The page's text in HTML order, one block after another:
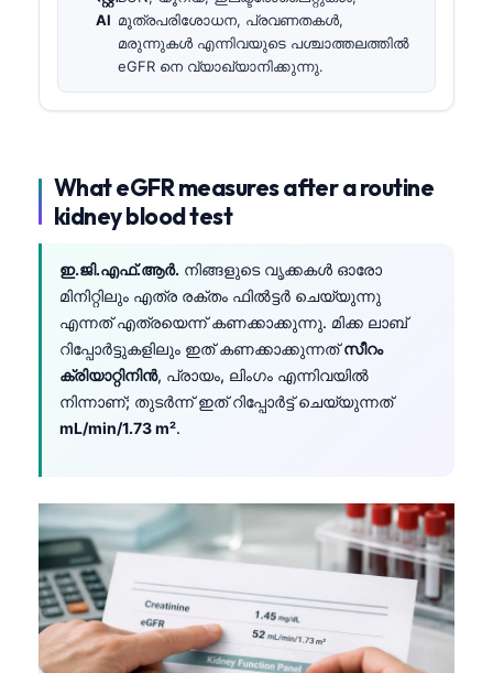
AI മൂത്രപരിശോധന, പ്രവണതകൾ,
മരുന്നുകൾ എന്നിവയുടെ പശ്ചാത്തലത്തിൽ
eGFR നെ വ്യാഖ്യാനിക്കുന്നു.
What eGFR measures after a routine
kidney blood test
ഇ.ജി.എഫ്.ആർ. നിങ്ങളുടെ വൃക്കകൾ ഓരോ
മിനിറ്റിലും എത്ര രക്തം ഫിൽട്ടർ ചെയ്യുന്നു
എന്നത് എത്രയെന്ന് കണക്കാക്കുന്നു. മിക്ക ലാബ്
റിപ്പോർട്ടുകളിലും ഇത് കണക്കാക്കുന്നത്സീറം
ക്രിയാറ്റിനിൻ, പ്രായം, ലിംഗം എന്നിവയിൽ
നിന്നാണ്; തുടർന്ന് ഇത് റിപ്പോർട്ട് ചെയ്യുന്നത്
mL/min/1.73 m².